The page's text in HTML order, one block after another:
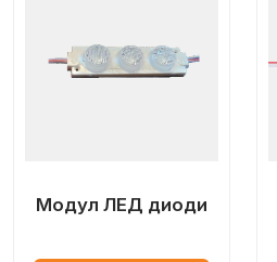
Модул ЛЕД диоди